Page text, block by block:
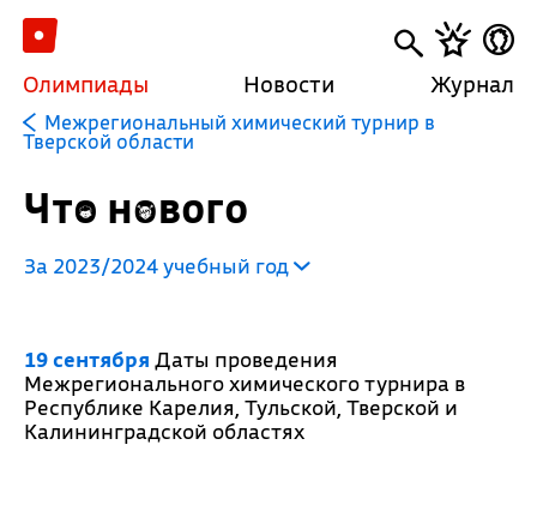
Олимпиады Новости Журнал
Межрегиональный химический турнир в
Тверской области
Что нового
За 2023/2024 учебный год
19 сентября Даты проведения
Межрегионального химического турнира в
Республике Карелия, Тульской, Тверской и
Калининградской областях